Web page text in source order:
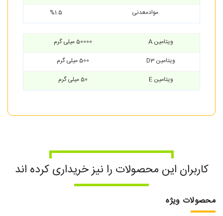
موادمعدنی
ویتامین A
50000 میلی گرم
ویتامین D3
500 میلی گرم
ویتامین E
50 میلی گرم
کاربران این محصولات را نیز خریداری کرده اند
محصولات ویژه